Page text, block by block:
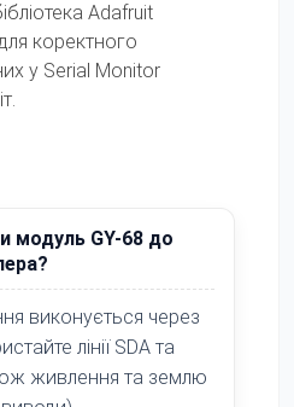
Adafruit
коректного
у Serial Monitor
модуль GY-68 до
виконується через
лінії SDA та
живлення та землю